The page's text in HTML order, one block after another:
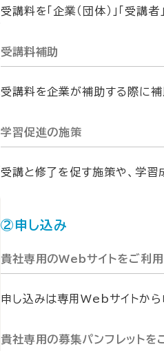
受講料を「企業（団体）」「受講
受講料補助
受講料を企業が補助する際に補
学習促進の施策
受講と修了を促す施策や、学習
②申し込み
貴社専用のWebサイトをご利
申し込みは専用Webサイトから
貴社専用の募集パンフレットを